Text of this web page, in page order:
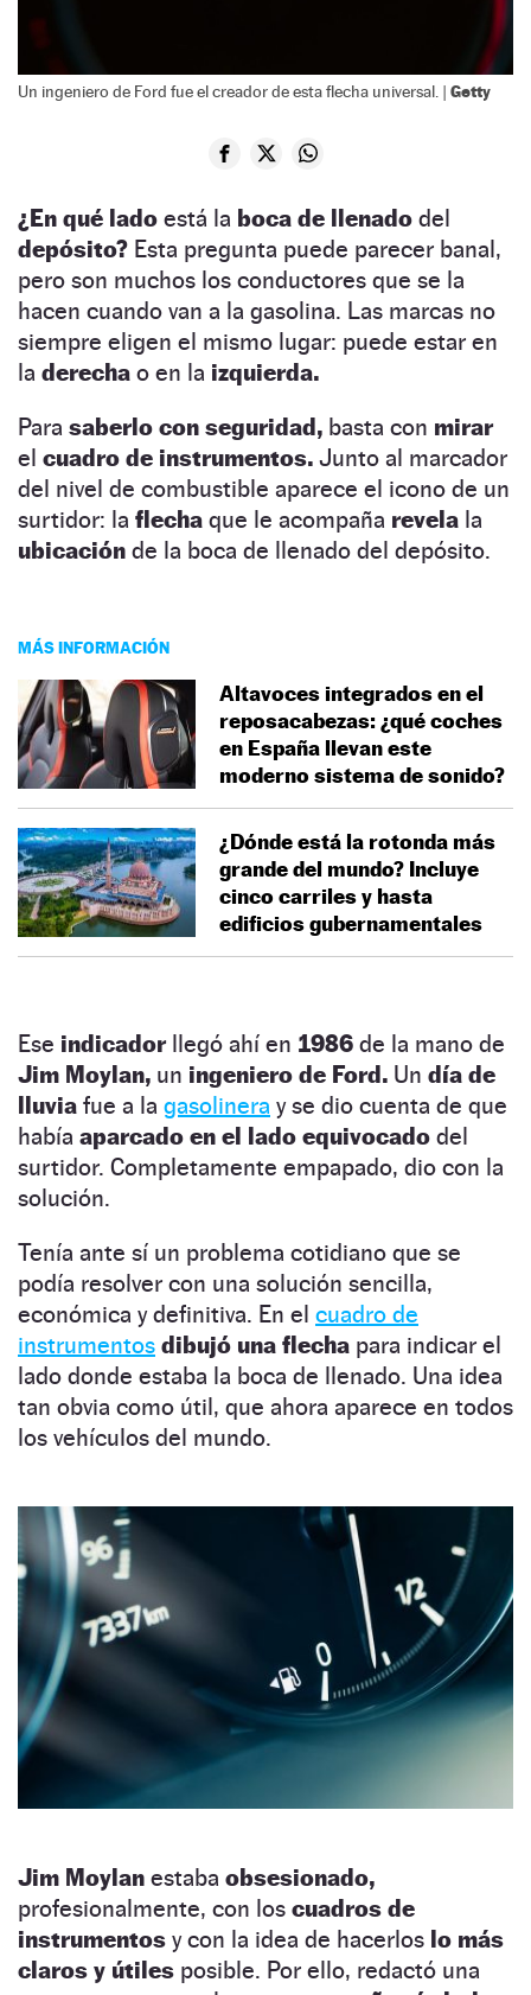
Un ingeniero de Ford fue el creador de esta flecha universal. | Getty
¿En qué lado está la boca de llenado del
depósito? Esta pregunta puede parecer banal,
pero son muchos los conductores que se la
hacen cuando van a la gasolina. Las marcas no
siempre eligen el mismo lugar: puede estar en
la derecha o en la izquierda.
Para saberlo con seguridad, basta con mirar
el cuadro de instrumentos. Junto al marcador
del nivel de combustible aparece el icono de un
surtidor: la flecha que le acompaña revela la
ubicación de la boca de llenado del depósito.
MÁS INFORMACIÓN
Altavoces integrados en el
reposacabezas: ¿qué coches
en España llevan este
moderno sistema de sonido?
¿Dónde está la rotonda más
grande del mundo? Incluye
cinco carriles y hasta
edificios gubernamentales
Ese indicador llegó ahí en 1986 de la mano de
Jim Moylan, un ingeniero de Ford. Un día de
lluvia fue a la gasolinera y se dio cuenta de que
había aparcado en el lado equivocado del
surtidor. Completamente empapado, dio con la
solución.
Tenía ante sí un problema cotidiano que se
podía resolver con una solución sencilla,
económica y definitiva. En el cuadro de
instrumentos dibujó una flecha para indicar el
lado donde estaba la boca de llenado. Una idea
tan obvia como útil, que ahora aparece en todos
los vehículos del mundo.
Jim Moylan estaba obsesionado,
profesionalmente, con los cuadros de
instrumentos y con la idea de hacerlos lo más
claros y útiles posible. Por ello, redactó una